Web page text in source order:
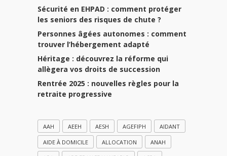
Sécurité en EHPAD : comment protéger
les seniors des risques de chute ?
Personnes âgées autonomes : comment
trouver l’hébergement adapté
Héritage : découvrez la réforme qui
allègera vos droits de succession
Rentrée 2025 : nouvelles règles pour la
retraite progressive
AAH AEEH AESH AGEFIPH AIDANT
AIDE À DOMICILE ALLOCATION ANAH